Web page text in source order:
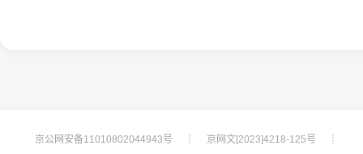
京公网安备11010802044943号 ┊ 京网文[2023]4218-125号
┊